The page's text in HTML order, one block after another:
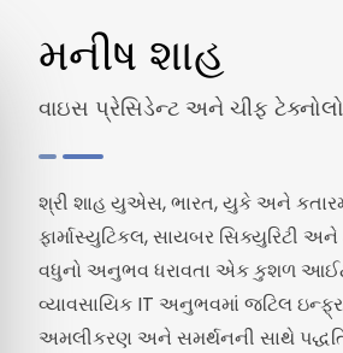
મનીષ શાહ
વાઇસ પ્રેસિડેન્ટ અને ચીફ
શ્રી શાહ યુએસ, ભારત, યુકે અને
ફાર્માસ્યુટિકલ, સાયબર સિક્યુરિટી
વધુનો અનુભવ ધરાવતા એક કુશળ
વ્યાવસાયિક IT અનુભવમાં જટિલ
અમલીકરણ અને સમર્થનની સાથે